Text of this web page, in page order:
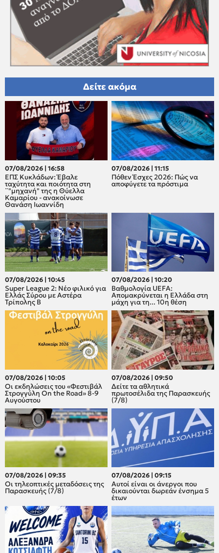
Δείτε ακόμα
07/08/2026 | 16:58
ΕΠΣ Κυκλάδων: Έβαλε
ταχύτητα και ποιότητα στη
¨"μηχανή" της η Θύελλα
Καμαρίου - ανακοίνωσε
Θανάση Ιωαννίδη
07/08/2026 | 11:15
Πόθεν Έσχες 2026: Πώς να
αποφύγετε τα πρόστιμα
07/08/2026 | 10:45
Super League 2: Νέο φιλικό για
Ελλάς Σύρου με Αστέρα
Τρίπολης Β
07/08/2026 | 10:20
Βαθμολογία UEFA:
Απομακρύνεται η Ελλάδα στη
μάχη για τη... 10η θέση
07/08/2026 | 10:05
Οι εκδηλώσεις του «Φεστιβάλ
Στρογγύλη On the Road» 8-9
Αυγούστου
07/08/2026 | 09:50
Δείτε τα αθλητικά
πρωτοσέλιδα της Παρασκευής
(7/8)
07/08/2026 | 09:35
Οι τηλεοπτικές μεταδόσεις της
Παρασκευής (7/8)
07/08/2026 | 09:15
Αυτοί είναι οι άνεργοι που
δικαιούνται δωρεάν ένσημα 5
έτων